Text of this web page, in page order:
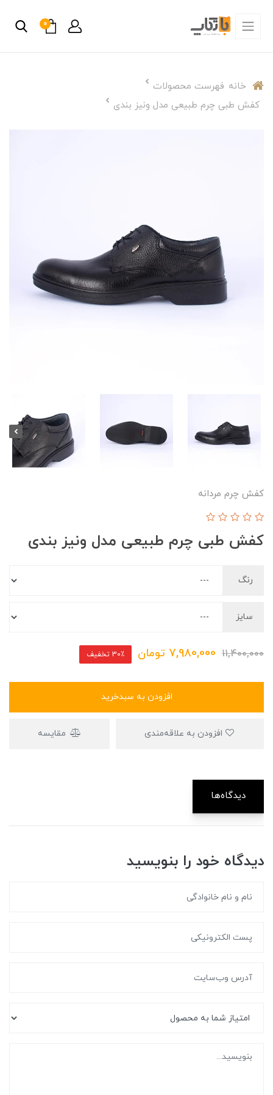
0
خانه فهرست محصولات
کفش طبی چرم طبیعی مدل ونیز بندی
کفش چرم مردانه
کفش طبی چرم طبیعی مدل ونیز بندی
رنگ
سایز
11,400,000
7,980,000 تومان 30٪ تخفیف
افزودن به سبدخرید
مقایسه
دیدگاه‌ها
دیدگاه خود را بنویسید